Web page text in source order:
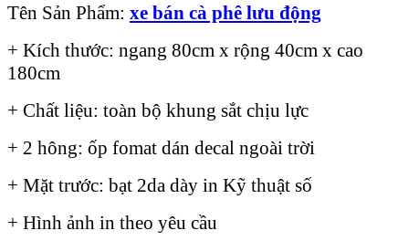
Tên Sản Phẩm: xe bán cà phê lưu động
+ Kích thước: ngang 80cm x rộng 40cm x cao
180cm
+ Chất liệu: toàn bộ khung sắt chịu lực
+ 2 hông: ốp fomat dán decal ngoài trời
+ Mặt trước: bạt 2da dày in Kỹ thuật số
+ Hình ảnh in theo yêu cầu